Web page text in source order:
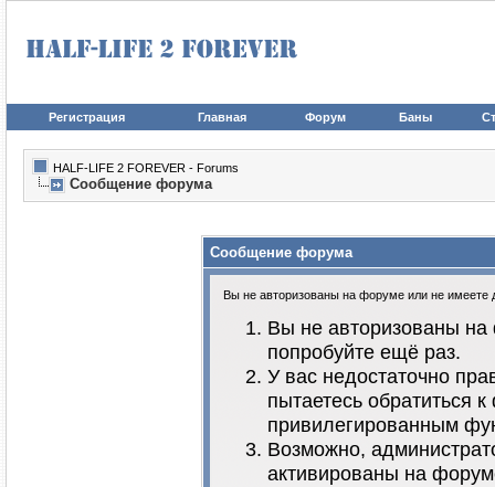
Регистрация Главная Форум Баны
HALF-LIFE 2 FOREVER - Forums
Сообщение форума
Сообщение форума
Вы не авторизованы на форуме или не имеете
Вы не авторизованы
попробуйте ещё раз.
У вас недостаточно
пытаетесь обратиться
привилегированным
Возможно,
активированы на